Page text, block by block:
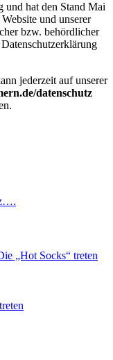
und hat den Stand Mai
und unserer
bzw. behördlicher
jederzeit auf unserer
datenschutz
„Hot Socks“ treten